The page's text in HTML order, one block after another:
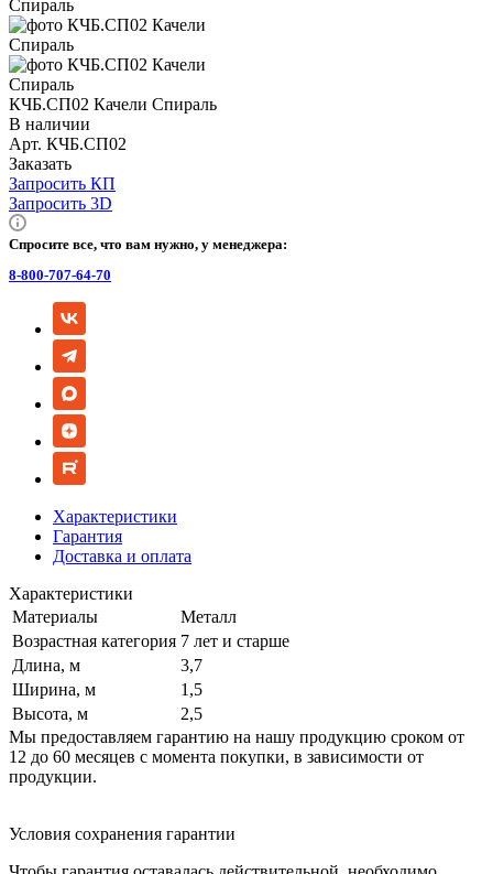
КЧБ.СП02 Качели Спираль
В наличии
Арт. КЧБ.СП02
Заказать
Запросить КП
Запросить 3D
Спросите все, что вам нужно, у менеджера:
8-800-707-64-70
Характеристики
Гарантия
Доставка и оплата
Характеристики
Материалы
Металл
Возрастная категория 7 лет и старше
Длина, м
3,7
Ширина, м
1,5
Высота, м
2,5
Мы предоставляем гарантию на нашу продукцию сроком от
12 до 60 месяцев с момента покупки, в зависимости от
продукции.
Условия сохранения гарантии